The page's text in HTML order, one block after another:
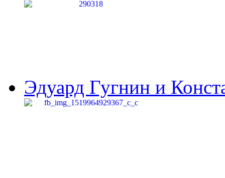
Эдуард Гугнин и